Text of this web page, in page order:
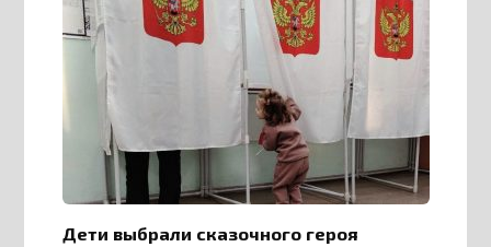
Дети выбрали сказочного героя